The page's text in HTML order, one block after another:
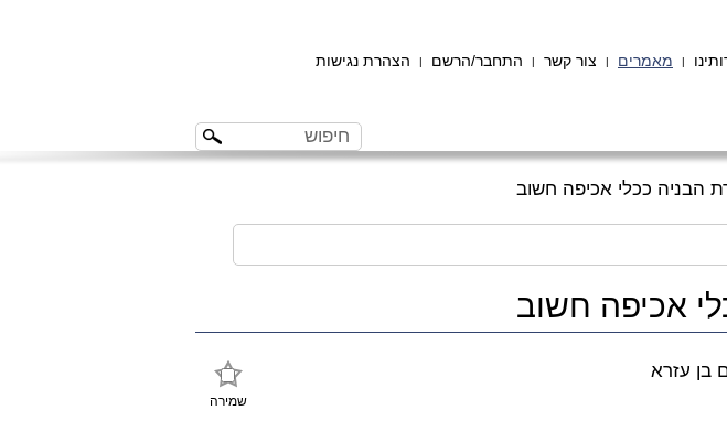
| מאמרים | צור קשר | התחבר/הרשם | הצהרת נגישות
הבניה ככלי אכיפה חשוב
אכיפה חשוב
שמירה
בן עזרא